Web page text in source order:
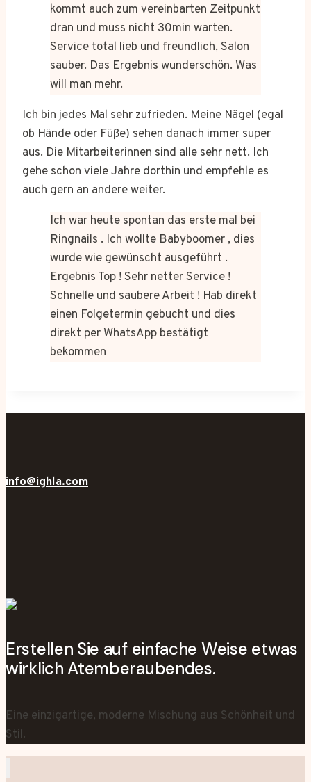
kommt auch zum vereinbarten Zeitpunkt
dran und muss nicht 30min warten.
Service total lieb und freundlich, Salon
sauber. Das Ergebnis wunderschön. Was
will man mehr.
Ich bin jedes Mal sehr zufrieden. Meine Nägel (egal
ob Hände oder Füße) sehen danach immer super
aus. Die Mitarbeiterinnen sind alle sehr nett. Ich
gehe schon viele Jahre dorthin und empfehle es
auch gern an andere weiter.
Ich war heute spontan das erste mal bei
Ringnails . Ich wollte Babyboomer , dies
wurde wie gewünscht ausgeführt .
Ergebnis Top ! Sehr netter Service !
Schnelle und saubere Arbeit ! Hab direkt
einen Folgetermin gebucht und dies
direkt per WhatsApp bestätigt
bekommen
info@ighla.com
Erstellen Sie auf einfache Weise etwas
wirklich Atemberaubendes.
Eine einzigartige, moderne Mischung aus Schönheit und
Stil.